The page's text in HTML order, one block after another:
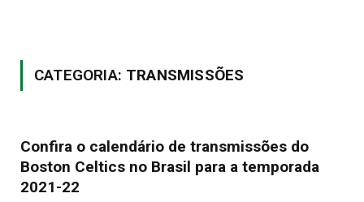
CATEGORIA: TRANSMISSÕES
Confira o calendário de transmissões do
Boston Celtics no Brasil para a temporada
2021-22